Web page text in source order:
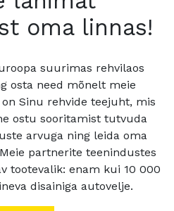
oma linnas!
suurimas rehvilaos
osta need mõnelt meie
Sinu rehvide teejuht, mis
ostu sooritamist tutvuda
arvuga ning leida oma
partnerite teenindustes
tootevalik: enam kui 10 000
disainiga autovelje.